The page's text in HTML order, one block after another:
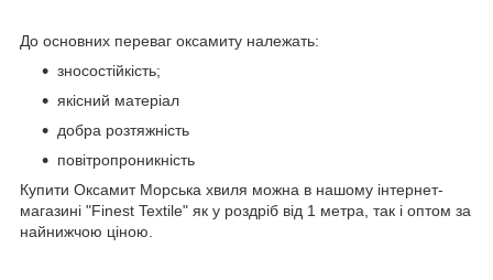
До основних переваг оксамиту належать:
зносостійкість;
якісний матеріал
добра розтяжність
повітропроникність
Купити Оксамит Морська хвиля можна в нашому інтернет-
магазині "Finest Textile" як у роздріб від 1 метра, так і оптом за
найнижчою ціною.